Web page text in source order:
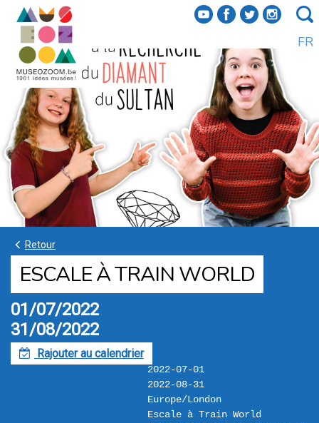
f a b e
FR
k Retour
ESCALE À TRAIN WORLD
01/07/2022
31/08/2022
F Rajouter au calendrier
2022-07-01
2022-08-31
Europe/London
Escale à Train World